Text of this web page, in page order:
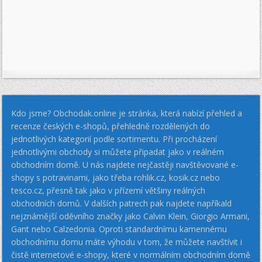
Kdo jsme? Obchodak.online je stránka, která nabízí přehled a
recenze českých e-shopů, přehledně rozdělených do
jednotlivých kategorií podle sortimentu. Při procházení
jednotlivými obchody si můžete připadat jako v reálném
obchodním domě. U nás najdete nejčastěji navštěvované e-
shopy s potravinami, jako třeba rohlik.cz, kosik.cz nebo
tesco.cz, přesně tak jako v přízemí většiny reálných
obchodních domů. V dalších patrech pak najdete napříkald
nejznámější oděvního značky jako Calvin Klein, Giorgio Armani,
Gant nebo Calzedonia. Oproti standardnímu kamennému
obchodnímu domu máte výhodu v tom, že můžete navštívit i
čistě internetové e-shopy, které v normálním obchodním domě